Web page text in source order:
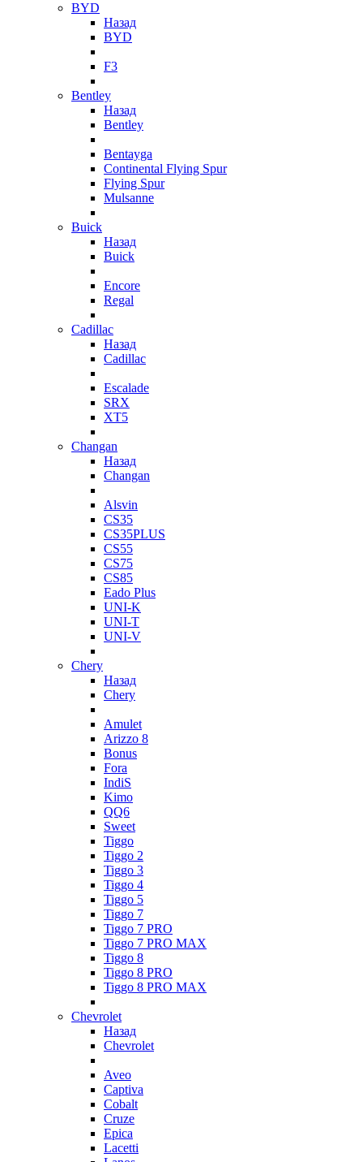
BYD
Назад
BYD
F3
Bentley
Назад
Bentley
Bentayga
Continental Flying Spur
Flying Spur
Mulsanne
Buick
Назад
Buick
Encore
Regal
Cadillac
Назад
Cadillac
Escalade
SRX
XT5
Changan
Назад
Changan
Alsvin
CS35
CS35PLUS
CS55
CS75
CS85
Eado Plus
UNI-K
UNI-T
UNI-V
Chery
Назад
Chery
Amulet
Arizzo 8
Bonus
Fora
IndiS
Kimo
QQ6
Sweet
Tiggo
Tiggo 2
Tiggo 3
Tiggo 4
Tiggo 5
Tiggo 7
Tiggo 7 PRO
Tiggo 7 PRO MAX
Tiggo 8
Tiggo 8 PRO
Tiggo 8 PRO MAX
Chevrolet
Назад
Chevrolet
Aveo
Captiva
Cobalt
Cruze
Epica
Lacetti